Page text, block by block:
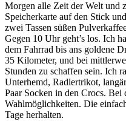
Morgen alle Zeit der Welt und
Speicherkarte auf den Stick
zwei Tassen süßen
Gegen 10 Uhr geht’s los. Ich
dem Fahrrad bis ans goldene
35 Kilometer, und bei
Stunden zu schaffen sein. Ich
Unterhemd, Radlertrikot,
Paar Socken in den Crocs. Bei
Wahlmöglichkeiten. Die
Tage herhalten.